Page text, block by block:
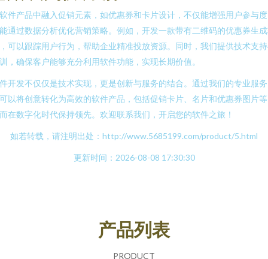
件产品中融入促销元素，如优惠券和卡片设计，不仅能增强用户参与
通过数据分析优化营销策略。例如，开发一款带有二维码的优惠券生
可以跟踪用户行为，帮助企业精准投放资源。同时，我们提供技术支
，确保客户能够充分利用软件功能，实现长期价值。
开发不仅仅是技术实现，更是创新与服务的结合。通过我们的专业服
以将创意转化为高效的软件产品，包括促销卡片、名片和优惠券图片
在数字化时代保持领先。欢迎联系我们，开启您的软件之旅！
如若转载，请注明出处：http://www.5685199.com/product/5.html
更新时间：2026-08-08 17:30:30
产品列表
PRODUCT